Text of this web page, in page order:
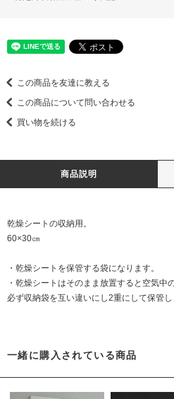
この商品を友達に教える
この商品について問い合わせる
買い物を続ける
商品説明
乾燥シートの収納用。
60×30㎝
・乾燥シートを保管する袋になります。
・乾燥シートはそのまま放置すると空気中
必ず収納袋を互い違いにし2重にして保管し
一緒に購入されている商品